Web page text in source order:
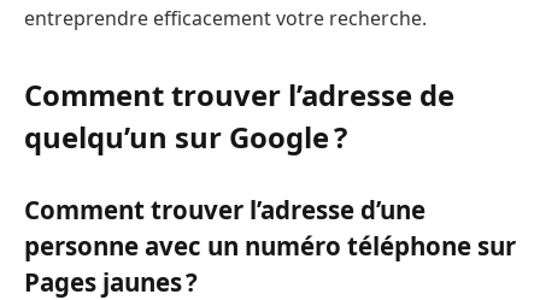
entreprendre efficacement votre recherche.
Comment trouver l’adresse de
quelqu’un sur Google ?
Comment trouver l’adresse d’une
personne avec un numéro téléphone sur
Pages jaunes ?